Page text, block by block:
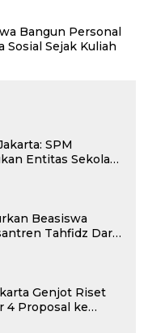
Bangun Personal
Sosial Sejak Kuliah
SPM
Entitas Sekolah
Beasiswa
Tahfidz Darul
Genjot Riset
4 Proposal ke